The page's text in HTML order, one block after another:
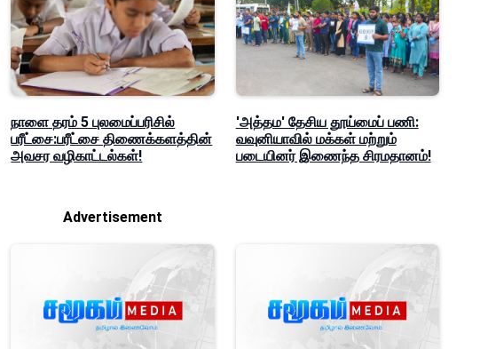
நாளை தரம் 5 புலமைப்பரிசில்
பரீட்சை:பரீட்சை திணைக்களத்தின்
அவசர வழிகாட்டல்கள்!
'அத்தம' தேசிய தூய்மைப் பணி:
வவுனியாவில் மக்கள் மற்றும்
படையினர் இணைந்த சிரமதானம்!
Advertisement